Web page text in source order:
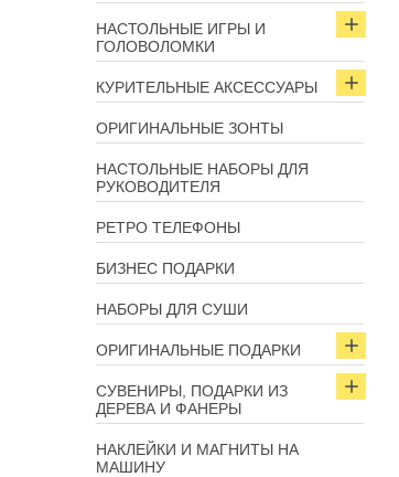
НАСТОЛЬНЫЕ ИГРЫ И
ГОЛОВОЛОМКИ
КУРИТЕЛЬНЫЕ АКСЕССУАРЫ
ОРИГИНАЛЬНЫЕ ЗОНТЫ
НАСТОЛЬНЫЕ НАБОРЫ ДЛЯ
РУКОВОДИТЕЛЯ
РЕТРО ТЕЛЕФОНЫ
БИЗНЕС ПОДАРКИ
НАБОРЫ ДЛЯ СУШИ
ОРИГИНАЛЬНЫЕ ПОДАРКИ
СУВЕНИРЫ, ПОДАРКИ ИЗ
ДЕРЕВА И ФАНЕРЫ
НАКЛЕЙКИ И МАГНИТЫ НА
МАШИНУ
Арт: 6791 Арт: 2694
- 14%